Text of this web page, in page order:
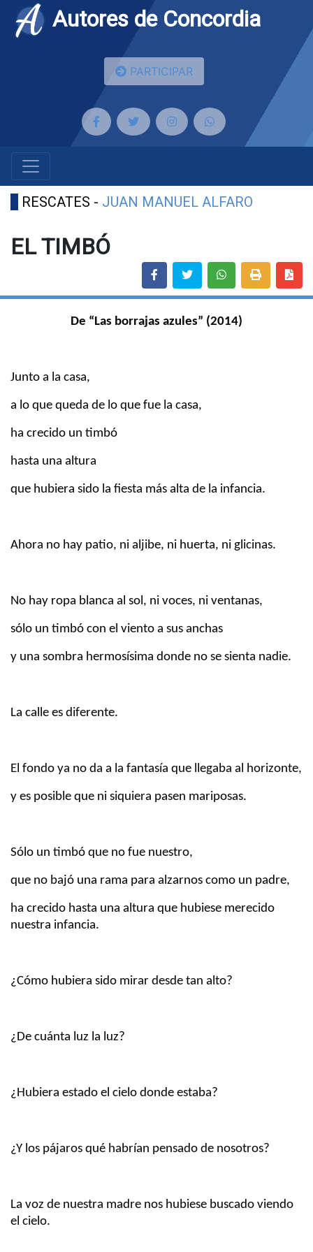
Autores de Concordia
PARTICIPAR
RESCATES - JUAN MANUEL ALFARO
EL TIMBÓ
De “Las borrajas azules” (2014)
Junto a la casa,
a lo que queda de lo que fue la casa,
ha crecido un timbó
hasta una altura
que hubiera sido la fiesta más alta de la infancia.
Ahora no hay patio, ni aljibe, ni huerta, ni glicinas.
No hay ropa blanca al sol, ni voces, ni ventanas,
sólo un timbó con el viento a sus anchas
y una sombra hermosísima donde no se sienta nadie.
La calle es diferente.
El fondo ya no da a la fantasía que llegaba al horizonte,
y es posible que ni siquiera pasen mariposas.
Sólo un timbó que no fue nuestro,
que no bajó una rama para alzarnos como un padre,
ha crecido hasta una altura que hubiese merecido
nuestra infancia.
¿Cómo hubiera sido mirar desde tan alto?
¿De cuánta luz la luz?
¿Hubiera estado el cielo donde estaba?
¿Y los pájaros qué habrían pensado de nosotros?
La voz de nuestra madre nos hubiese buscado viendo
el cielo.